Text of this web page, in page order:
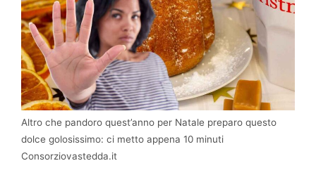
Altro che pandoro quest’anno per Natale preparo questo
dolce golosissimo: ci metto appena 10 minuti
Consorziovastedda.it